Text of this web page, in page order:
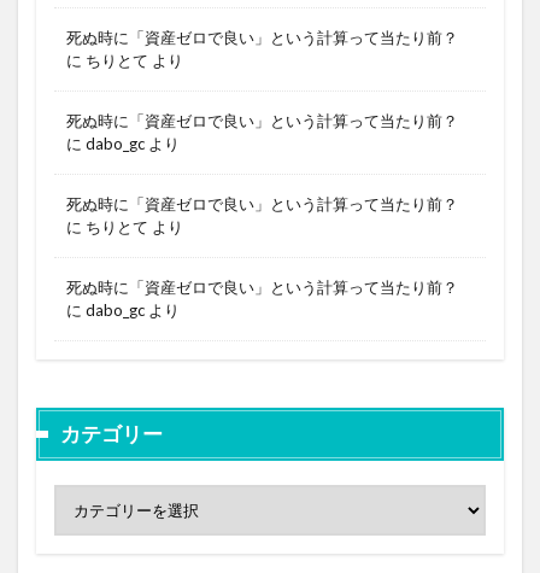
死ぬ時に「資産ゼロで良い」という計算って当たり前？
に ちりとて より
死ぬ時に「資産ゼロで良い」という計算って当たり前？
に dabo_gc より
死ぬ時に「資産ゼロで良い」という計算って当たり前？
に ちりとて より
死ぬ時に「資産ゼロで良い」という計算って当たり前？
に dabo_gc より
カテゴリー